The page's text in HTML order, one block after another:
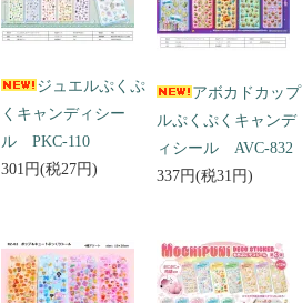
ジュエルぷくぷ
くキャンディシー
ル PKC-110
301円(税27円)
アボカドカップ
ルぷくぷくキャンデ
ィシール AVC-832
337円(税31円)